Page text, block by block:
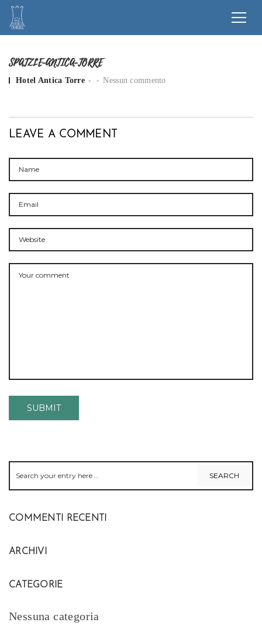
SPATZLE-ANTICA-TORRE
Posted by
Hotel Antica Torre Nessun commento
LEAVE A COMMENT
COMMENTI RECENTI
ARCHIVI
CATEGORIE
Nessuna categoria